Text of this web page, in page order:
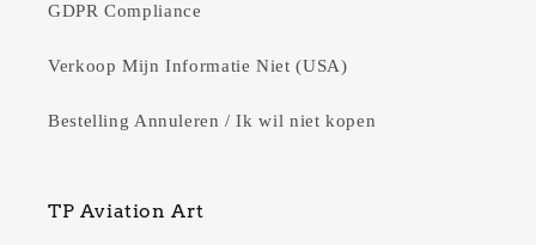
GDPR Compliance
Verkoop Mijn Informatie Niet (USA)
Bestelling Annuleren / Ik wil niet kopen
TP Aviation Art